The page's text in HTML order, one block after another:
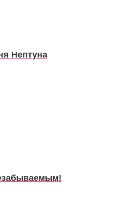
Нептуна